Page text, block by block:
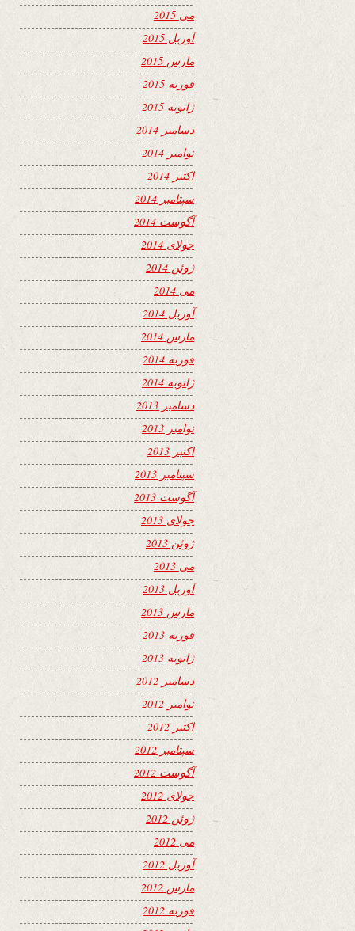
می 2015
آوریل 2015
مارس 2015
فوریه 2015
ژانویه 2015
دسامبر 2014
نوامبر 2014
اکتبر 2014
سپتامبر 2014
آگوست 2014
جولای 2014
ژوئن 2014
می 2014
آوریل 2014
مارس 2014
فوریه 2014
ژانویه 2014
دسامبر 2013
نوامبر 2013
اکتبر 2013
سپتامبر 2013
آگوست 2013
جولای 2013
ژوئن 2013
می 2013
آوریل 2013
مارس 2013
فوریه 2013
ژانویه 2013
دسامبر 2012
نوامبر 2012
اکتبر 2012
سپتامبر 2012
آگوست 2012
جولای 2012
ژوئن 2012
می 2012
آوریل 2012
مارس 2012
فوریه 2012